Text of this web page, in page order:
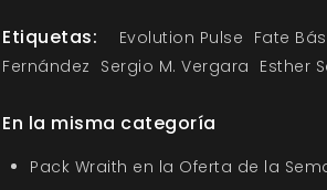
Etiquetas: Evolution Pulse Fate
Fernández Sergio M. Vergara Esther
En la misma categoría
Pack Wraith en la Oferta de la